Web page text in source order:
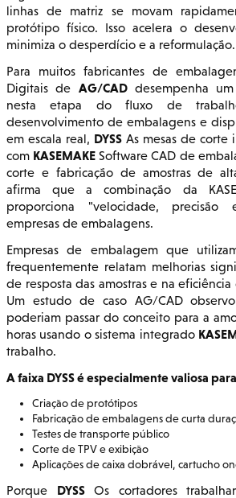
linhas de matriz se movam
protótipo físico. Isso acelera o
minimiza o desperdício e a reformulação.
Para muitos fabricantes de
Digitais de AG/CADdesempenha
nesta etapa do fluxo de
desenvolvimento de embalagens e
em escala real, DYSS As mesas de
com KASEMAKE Software CAD de
corte e fabricação de amostras de
afirma que a combinação da
proporciona "velocidade,
empresas de embalagens.
Empresas de embalagem que
frequentemente relatam melhorias
de resposta das amostras e na
Um estudo de caso AG/CAD
poderiam passar do conceito para a
horas usando o sistema integrado
trabalho.
A faixa DYSS é especialmente valiosa para
Criação de protótipos
Fabricação de embalagens de curta
Testes de transporte público
Corte de TPV e exibição
Aplicações de caixa dobrável, cartucho
Porque DYSSOs cortadores